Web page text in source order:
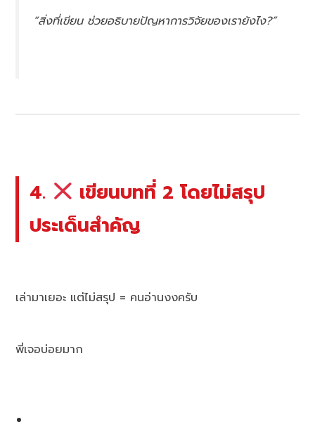
“สิ่งที่เขียน ช่วยอธิบายปัญหาการวิจัยของเรายังไง?”
4.
เขียนบทที่ 2 โดยไม่สรุป
ประเด็นสำคัญ
เล่ามาเยอะ แต่ไม่สรุป = คนอ่านงงครับ
พี่เจอบ่อยมาก